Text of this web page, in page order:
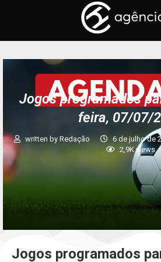
Jogos programados
feira, 07/07/
written by Redação 6 de julho de
2,9Kviews
Jogos programados